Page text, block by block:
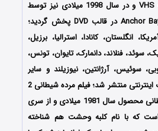
Vestron Video در قالب VHS و در سال 1998 میلادی نیز توسط
کمپانی Anchor Bay Entertainment در قالب DVD پخش گردید؛
انگلستان، کانادا، استرالیا، برزیل،
سوئد، فنلاند، دانمارک، تایوان، تونس،
سوئیس، آرژانتین، نیوزیلند و سایر
کشورها همزمان به صورت اینترنتی منتشر شد؛ فیلم مرده شیطانی 2
دنباله‌ای بر فیلم مرده شیطانی محصول سال 1981 میلادی و از سری
که با نام کلبه وحشت هم شناخته